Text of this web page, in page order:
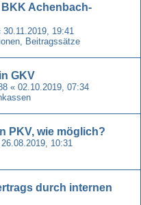
BKK Achenbach-
30.11.2019, 19:41
Beitragssätze
GKV
« 02.10.2019, 07:34
PKV, wie möglich?
26.08.2019, 10:31
durch internen